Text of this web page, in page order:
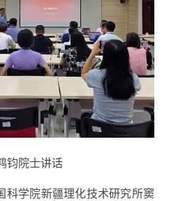
钧院士讲话
科学院新疆理化技术研究所窦